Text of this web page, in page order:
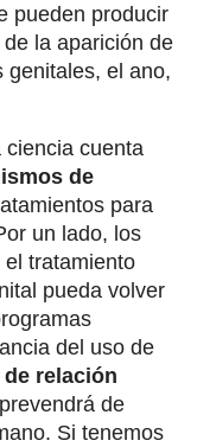
pueden producir
la aparición de
genitales, el ano,
ciencia cuenta
de
para
un lado, los
tratamiento
pueda volver
del uso de
relación
de
Si tenemos